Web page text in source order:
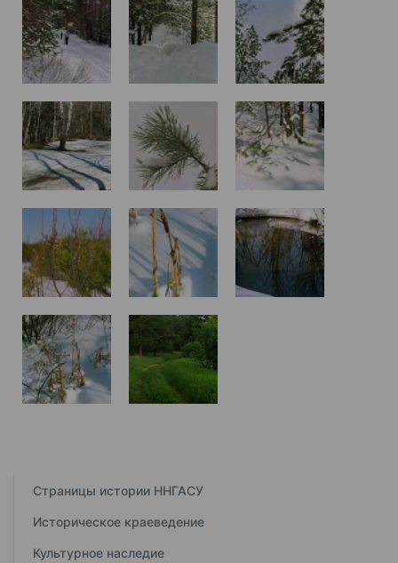
Страницы истории ННГАСУ
Историческое краеведение
Культурное наследие